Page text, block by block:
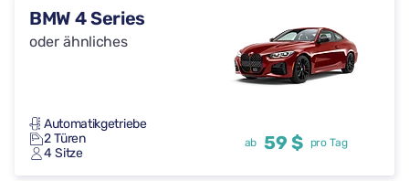
BMW 4 Series
oder ähnliches
Automatikgetriebe
2 Türen
4 Sitze
ab 59 $ pro Tag